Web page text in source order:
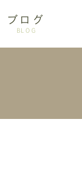
ブログ
BLOG